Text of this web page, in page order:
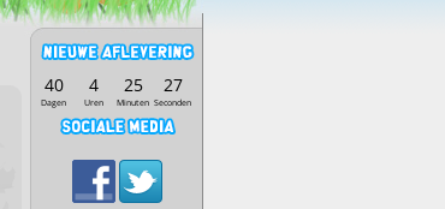
40
Dagen
4
Uren
25
Minuten
26
Seconden